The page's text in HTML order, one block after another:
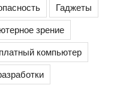
Гаджеты
зрение
компьютер